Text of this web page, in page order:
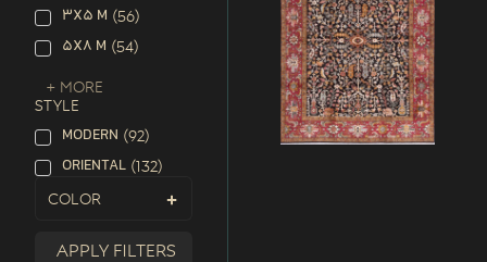
3X5 M (56)
5X8 M (54)
+ More
STYLE
MODERN (92)
ORIENTAL (132)
Color
Apply filters